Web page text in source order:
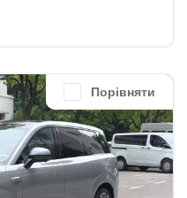
Порівняти